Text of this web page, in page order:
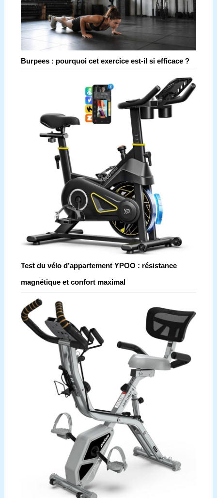
Burpees : pourquoi cet exercice est-il si efficace ?
Test du vélo d’appartement YPOO : résistance
magnétique et confort maximal